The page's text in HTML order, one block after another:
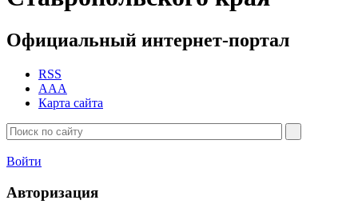
Официальный интернет-портал
RSS
AAA
Карта сайта
Войти
Авторизация